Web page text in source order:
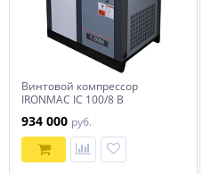
Винтовой компрессор
IRONMAC IC 100/8 B
934 000 руб.